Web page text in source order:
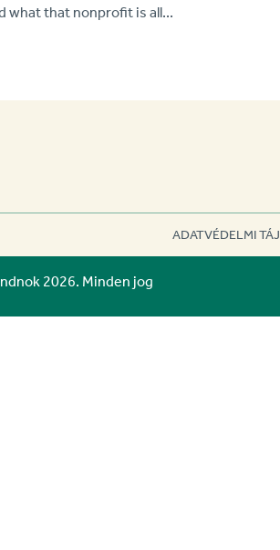
what that nonprofit is all...
ADATVÉDELMI
2026. Minden jog